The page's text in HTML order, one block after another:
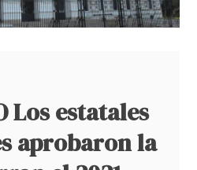
Los estatales
aprobaron la